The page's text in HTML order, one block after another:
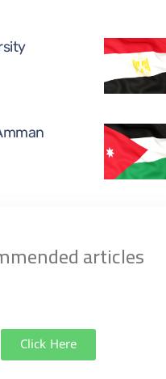
articles
Click Here